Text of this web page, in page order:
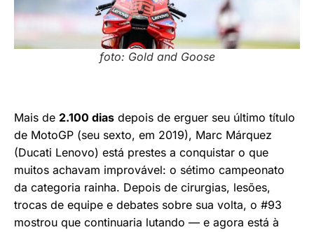
foto: Gold and Goose
Mais de 2.100 dias depois de erguer seu último título
de MotoGP (seu sexto, em 2019), Marc Márquez
(Ducati Lenovo) está prestes a conquistar o que
muitos achavam improvável: o sétimo campeonato
da categoria rainha. Depois de cirurgias, lesões,
trocas de equipe e debates sobre sua volta, o #93
mostrou que continuaria lutando — e agora está à